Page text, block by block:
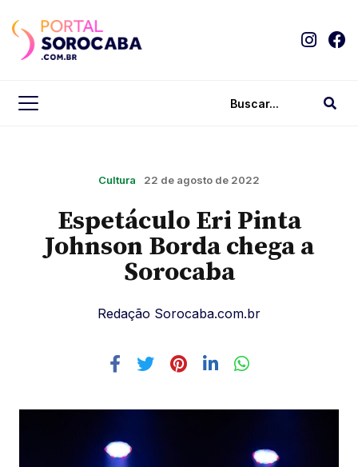
Cultura 22 de agosto de 2022
Espetáculo Eri Pinta
Johnson Borda chega a
Sorocaba
Redação Sorocaba.com.br